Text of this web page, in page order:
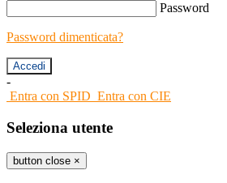
Password
Password dimenticata?
-
Entra con SPID Entra con CIE
Seleziona utente
button close ×